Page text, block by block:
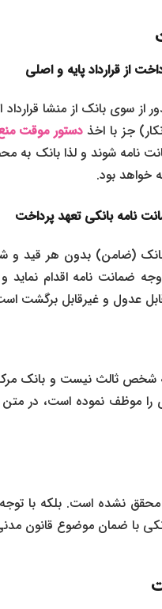
از قرارداد پایه و اصلی
سوی بانک از منشا
جز با اخذدستور موقت
نامه شوند و لذا بانک به
خواهد بود.
نامه بانکی تعهد پرداخت
بانک (ضامن) بدون هر
نامه اقدام نماید و
عدول و غیرقابل برگشت
اعتباری را موظف نموده
نشده است. بلکه با
با ضمان موضوع قانون